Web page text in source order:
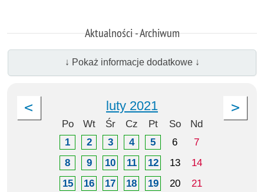
Aktualności - Archiwum
↓ Pokaż informacje dodatkowe ↓
luty 2021
Po Wt Śr Cz Pt So
Nd
1
2 3 4 5 6
7
8
9 10 11 12 13
14
15
16 17 18 19 20
21